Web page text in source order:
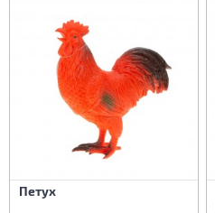
Петух